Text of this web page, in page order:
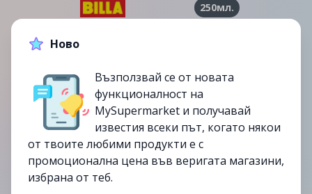
250мл.
5.99лв.
16/07
Ново
Възползвай се от новата
функционалност на
MySupermarket и получавай
известия всеки път, когато някои
от твоите любими продукти е с
промоционална цена във веригата магазини,
избрана от теб.